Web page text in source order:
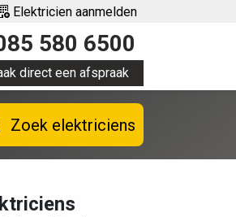
Elektricien aanmelden
580 6500
direct een afspraak
Zoek elektriciens